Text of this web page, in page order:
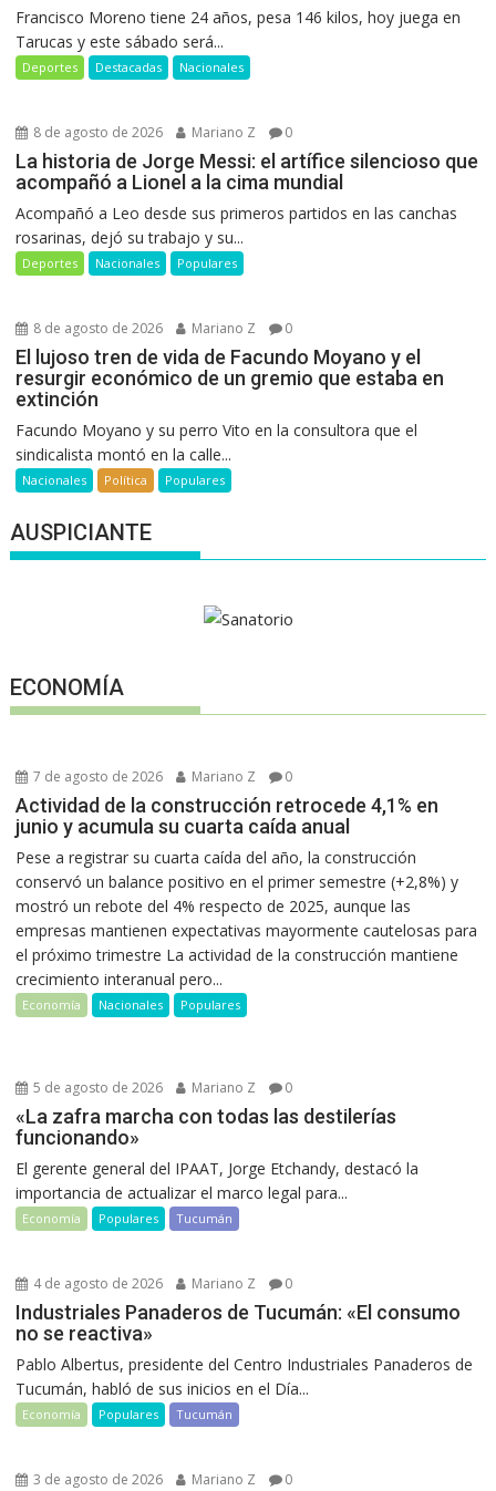
Francisco Moreno tiene 24 años, pesa 146 kilos, hoy juega en
Tarucas y este sábado será...
Deportes Destacadas Nacionales
8 de agosto de 2026 Mariano Z 0
La historia de Jorge Messi: el artífice silencioso que
acompañó a Lionel a la cima mundial
Acompañó a Leo desde sus primeros partidos en las canchas
rosarinas, dejó su trabajo y su...
Deportes Nacionales Populares
8 de agosto de 2026 Mariano Z 0
El lujoso tren de vida de Facundo Moyano y el
resurgir económico de un gremio que estaba en
extinción
Facundo Moyano y su perro Vito en la consultora que el
sindicalista montó en la calle...
Nacionales Política Populares
AUSPICIANTE
ECONOMÍA
7 de agosto de 2026 Mariano Z 0
Actividad de la construcción retrocede 4,1% en
junio y acumula su cuarta caída anual
Pese a registrar su cuarta caída del año, la construcción
conservó un balance positivo en el primer semestre (+2,8%) y
mostró un rebote del 4% respecto de 2025, aunque las
empresas mantienen expectativas mayormente cautelosas para
el próximo trimestre La actividad de la construcción mantiene
crecimiento interanual pero...
Economía Nacionales Populares
5 de agosto de 2026 Mariano Z 0
«La zafra marcha con todas las destilerías
funcionando»
El gerente general del IPAAT, Jorge Etchandy, destacó la
importancia de actualizar el marco legal para...
Economía Populares Tucumán
4 de agosto de 2026 Mariano Z 0
Industriales Panaderos de Tucumán: «El consumo
no se reactiva»
Pablo Albertus, presidente del Centro Industriales Panaderos de
Tucumán, habló de sus inicios en el Día...
Economía Populares Tucumán
3 de agosto de 2026 Mariano Z 0